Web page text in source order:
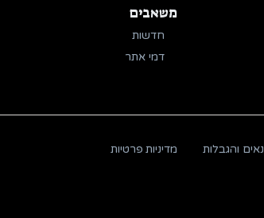
משאבים
חדשות
דמי אתר
והגבלות
מדיניות פרטיות